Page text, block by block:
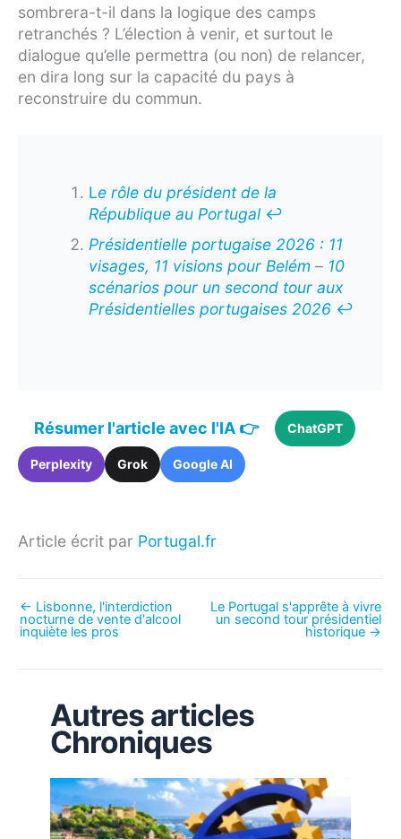
sombrera-t-il dans la logique des camps
retranchés ? L’élection à venir, et surtout le
dialogue qu’elle permettra (ou non) de relancer,
en dira long sur la capacité du pays à
reconstruire du commun.
Le rôle du président de la
République au Portugal ↩︎
Présidentielle portugaise 2026 : 11
visages, 11 visions pour Belém– 10
scénarios pour un second tour aux
Présidentielles portugaises 2026 ↩︎
Résumer l'article avec l'IA 👉 ChatGPT
Perplexity Grok Google AI
Article écrit par Portugal.fr
← Lisbonne, l'interdiction
nocturne de vente d'alcool
inquiète les pros
Le Portugal s'apprête à vivre
un second tour présidentiel
historique →
Autres articles
Chroniques